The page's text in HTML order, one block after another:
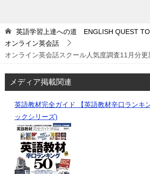
英語学習上達への道 ENGLISH QUEST
オンライン英会話
オンライン英会話スクール人気度調査11月分更
メディア掲載関連
英語教材完全ガイド 【英語教材辛口ランキ
ックシリーズ)